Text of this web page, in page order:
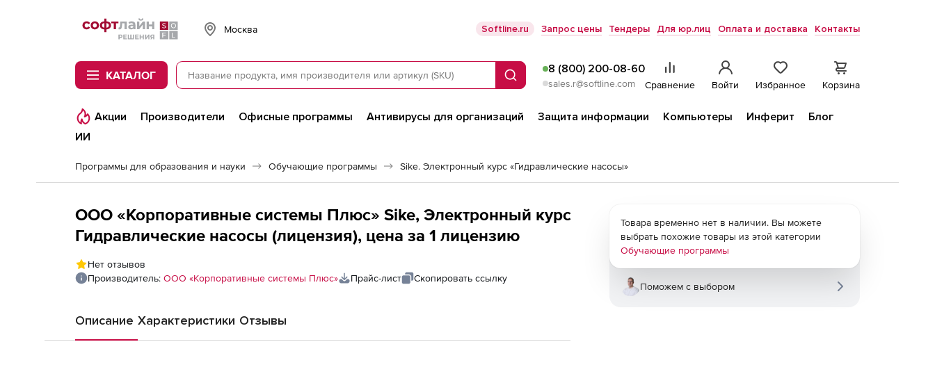
Softline
Москва Softline.ru Запрос цены Тендеры Для юр.лиц Оплата и доставка Контакты
КАТАЛОГ Поиск
8 (800) 200-08-60
sales.r@softline.com Сравнение Войти Избранное Корзина
Акции Производители Офисные программы Антивирусы для организаций Защита информации Компьютеры Инферит
Блог
ИИ
Программы для образования и науки Обучающие программы Sike. Электронный курс «Гидравлические насосы»
ООО «Корпоративные системы Плюс» Sike, Электронный курс
Гидравлические насосы (лицензия), цена за 1 лицензию
Нет отзывов
Производитель: ООО «Корпоративные системы Плюс» Прайс-лист Скопировать ссылку
Описание Характеристики Отзывы
Товара временно нет в наличии. Вы можете
выбрать похожие товары из этой категории
Обучающие программы
Поможем с выбором